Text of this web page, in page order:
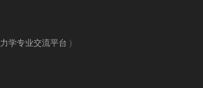
学专业交流平台 )